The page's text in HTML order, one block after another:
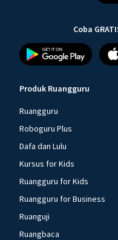
Coba
Produk Ruangguru
Ruangguru
Roboguru Plus
Dafa dan Lulu
Kursus for Kids
Ruangguru for Kids
Ruangguru for Business
Ruanguji
Ruangbaca